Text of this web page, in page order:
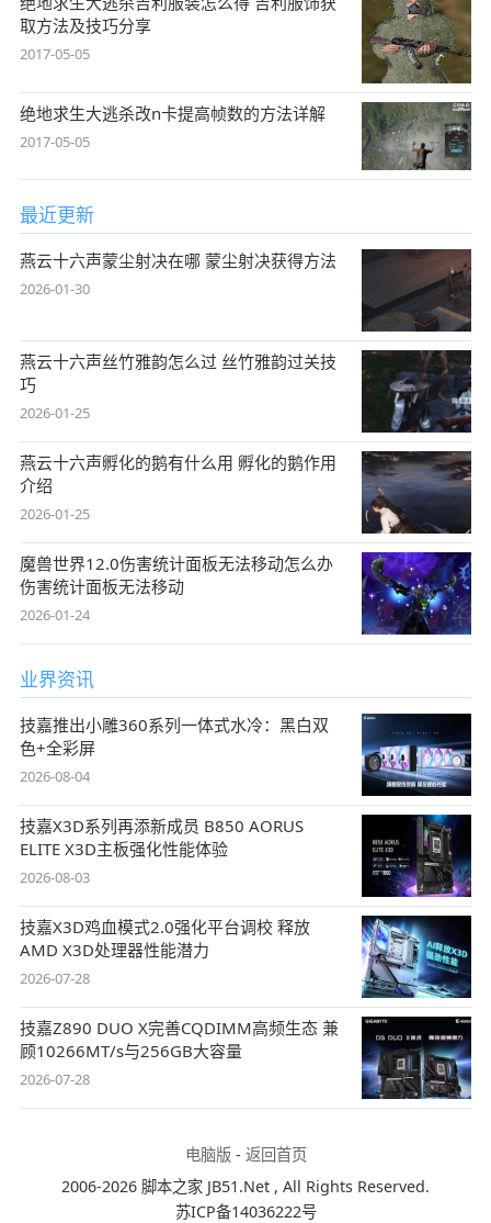
取方法及技巧分享
2017-05-05
绝地求生大逃杀改n卡提高帧数的方法详解
2017-05-05
最近更新
燕云十六声蒙尘射决在哪 蒙尘射决获得方法
2026-01-30
燕云十六声丝竹雅韵怎么过 丝竹雅韵过关技
巧
2026-01-25
燕云十六声孵化的鹅有什么用 孵化的鹅作用
介绍
2026-01-25
魔兽世界12.0伤害统计面板无法移动怎么办
伤害统计面板无法移动
2026-01-24
业界资讯
技嘉推出小雕360系列一体式水冷：黑白双
色+全彩屏
2026-08-04
技嘉X3D系列再添新成员 B850 AORUS
ELITE X3D主板强化性能体验
2026-08-03
技嘉X3D鸡血模式2.0强化平台调校 释放
AMD X3D处理器性能潜力
2026-07-28
技嘉Z890 DUO X完善CQDIMM高频生态 兼
顾10266MT/s与256GB大容量
2026-07-28
电脑版- 返回首页
2006-2026 脚本之家 JB51.Net , All Rights Reserved.
苏ICP备14036222号